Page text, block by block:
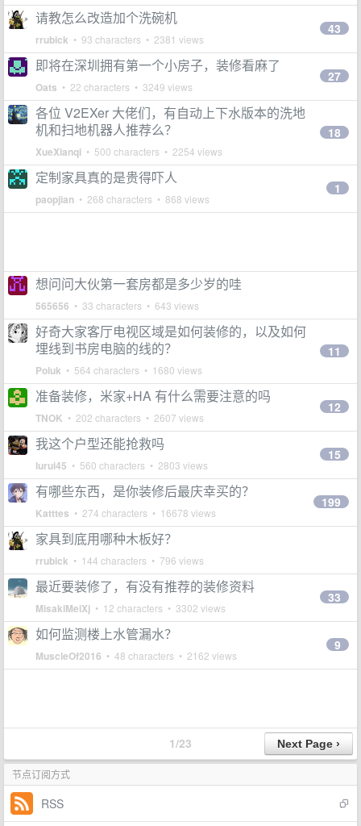
请教怎么改造加个洗碗机
rrubick • 93 characters • 2381 views
43
即将在深圳拥有第一个小房子，装修看麻了
Oats • 22 characters • 3249 views
27
各位 V2EXer 大佬们，有自动上下水版本的洗地
机和扫地机器人推荐么？
XueXianqi • 500 characters • 2254 views
18
定制家具真的是贵得吓人
paopjian • 268 characters • 868 views
1
想问问大伙第一套房都是多少岁的哇
565656 • 33 characters • 643 views
好奇大家客厅电视区域是如何装修的，以及如何
埋线到书房电脑的线的？
Poluk • 564 characters • 1680 views
11
准备装修，米家+HA 有什么需要注意的吗
TNOK • 202 characters • 2607 views
12
我这个户型还能抢救吗
lurui45 • 560 characters • 2803 views
15
有哪些东西，是你装修后最庆幸买的？
Katttes • 274 characters • 16678 views
199
家具到底用哪种木板好？
rrubick • 144 characters • 796 views
最近要装修了，有没有推荐的装修资料
MisakiMeiXj • 12 characters • 3302 views
33
如何监测楼上水管漏水？
MuscleOf2016 • 48 characters • 2162 views
9
1/23
节点订阅方式
RSS